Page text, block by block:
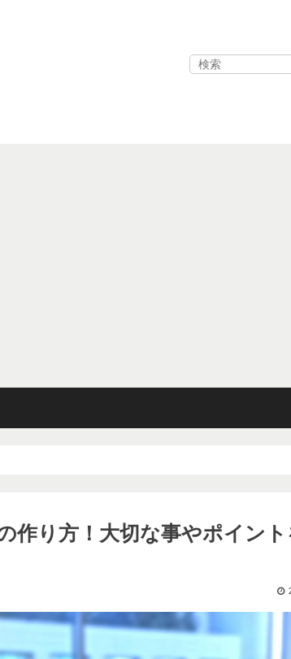
作り方！大切な事やポイント